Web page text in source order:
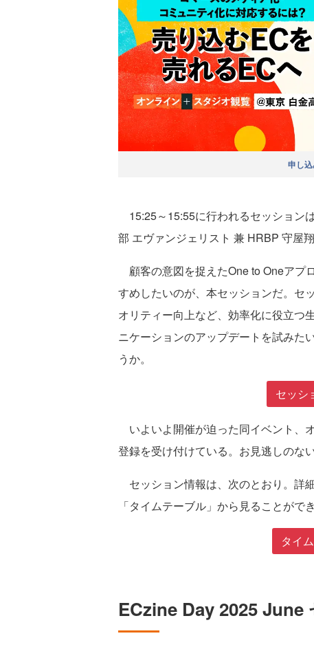
申し
15:25～15:55に行われるセッション
部 エヴァンジェリスト 兼 HRBP 守屋
顧客の意図を捉えたOne to Oneアプ
すめしたいのが、本セッションだ。セ
オリティー向上など、効率化に役立つ
ニケーションのアップデートを試みた
うか。
セッシ
いよいよ開催が迫った同イベント、
登録を受け付けている。お見逃しのな
セッション情報は、次のとおり。詳
「タイムテーブル」から見ることができ
タイ
ECzine Day 2025